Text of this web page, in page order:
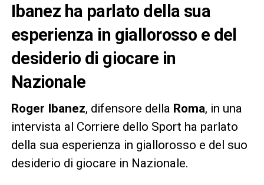
Ibanez ha parlato della sua
esperienza in giallorosso e del
desiderio di giocare in
Nazionale
Roger Ibanez, difensore della Roma, in una
intervista al Corriere dello Sport ha parlato
della sua esperienza in giallorosso e del suo
desiderio di giocare in Nazionale.